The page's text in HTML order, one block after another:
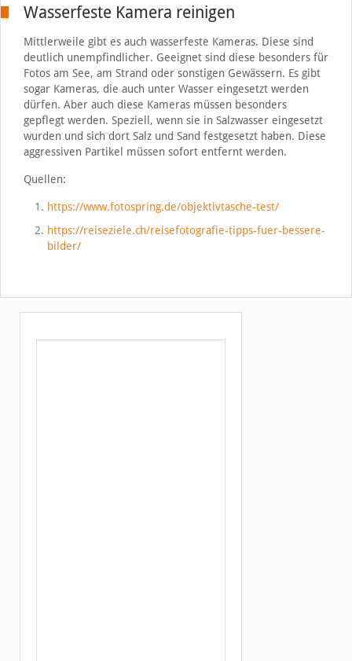
Wasserfeste Kamera reinigen
Mittlerweile gibt es auch wasserfeste Kameras. Diese sind
deutlich unempfindlicher. Geeignet sind diese besonders für
Fotos am See, am Strand oder sonstigen Gewässern. Es gibt
sogar Kameras, die auch unter Wasser eingesetzt werden
dürfen. Aber auch diese Kameras müssen besonders
gepflegt werden. Speziell, wenn sie in Salzwasser eingesetzt
wurden und sich dort Salz und Sand festgesetzt haben. Diese
aggressiven Partikel müssen sofort entfernt werden.
Quellen:
https://www.fotospring.de/objektivtasche-test/
https://reiseziele.ch/reisefotografie-tipps-fuer-bessere-
bilder/